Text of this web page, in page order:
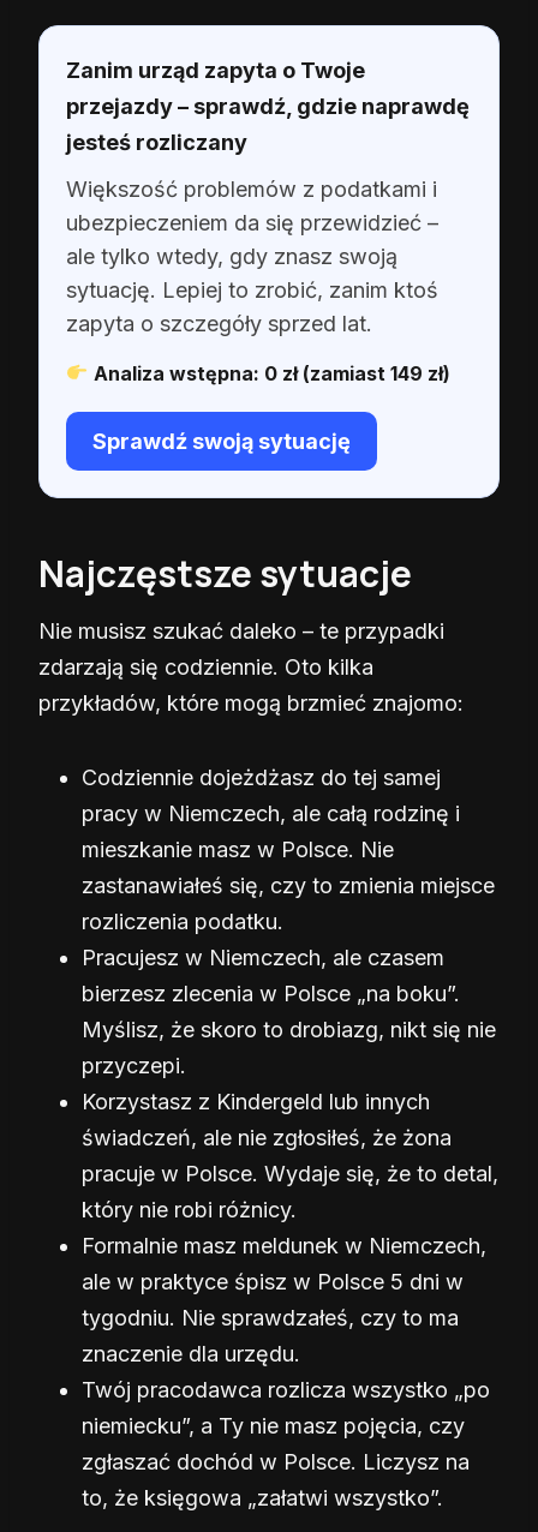
Zanim urząd zapyta o Twoje
przejazdy – sprawdź, gdzie naprawdę
jesteś rozliczany
Większość problemów z podatkami i
ubezpieczeniem da się przewidzieć –
ale tylko wtedy, gdy znasz swoją
sytuację. Lepiej to zrobić, zanim ktoś
zapyta o szczegóły sprzed lat.
Analiza wstępna: 0 zł (zamiast 149 zł)
Sprawdź swoją sytuację
Najczęstsze sytuacje
Nie musisz szukać daleko – te przypadki
zdarzają się codziennie. Oto kilka
przykładów, które mogą brzmieć znajomo:
Codziennie dojeżdżasz do tej samej
pracy w Niemczech, ale całą rodzinę i
mieszkanie masz w Polsce. Nie
zastanawiałeś się, czy to zmienia miejsce
rozliczenia podatku.
Pracujesz w Niemczech, ale czasem
bierzesz zlecenia w Polsce „na boku”.
Myślisz, że skoro to drobiazg, nikt się nie
przyczepi.
Korzystasz z Kindergeld lub innych
świadczeń, ale nie zgłosiłeś, że żona
pracuje w Polsce. Wydaje się, że to detal,
który nie robi różnicy.
Formalnie masz meldunek w Niemczech,
ale w praktyce śpisz w Polsce 5 dni w
tygodniu. Nie sprawdzałeś, czy to ma
znaczenie dla urzędu.
Twój pracodawca rozlicza wszystko „po
niemiecku”, a Ty nie masz pojęcia, czy
zgłaszać dochód w Polsce. Liczysz na
to, że księgowa „załatwi wszystko”.